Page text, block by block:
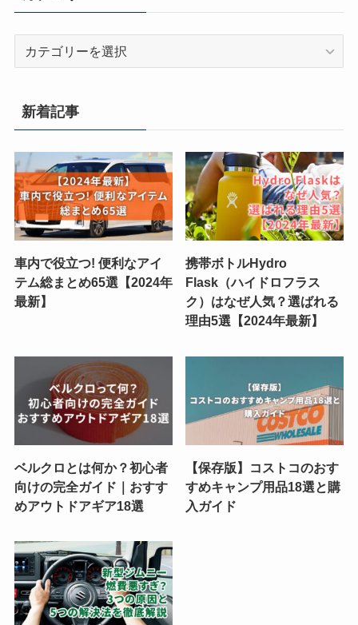
リ
ー
新着記事
車内で役立つ! 便利なアイ
テム総まとめ65選【2024年
最新】
携帯ボトルHydro
Flask（ハイドロフラス
ク）はなぜ人気？選ばれる
理由5選【2024年最新】
ベルクロとは何か？初心者
向けの完全ガイド｜おすす
めアウトドアギア18選
【保存版】コストコのおす
すめキャンプ用品18選と購
入ガイド